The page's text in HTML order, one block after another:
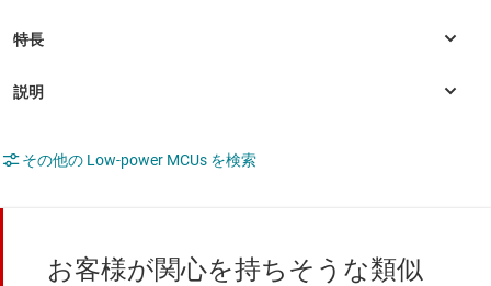
その他の Low-power MCUs を検索
お客様が関心を持ちそうな類似